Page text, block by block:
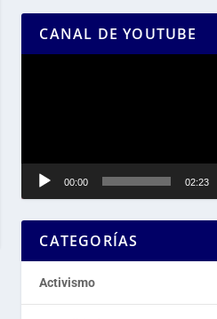
CANAL DE YOUTUBE
00:00 02:23
CATEGORÍAS
Activismo